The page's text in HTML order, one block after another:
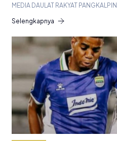
MEDIA DAULAT RAKYAT
Selengkapnya